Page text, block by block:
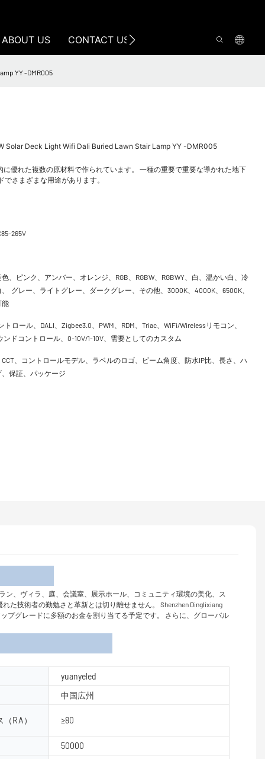
ABOUT US CONTACT US
YY -DMR005
Solar Deck Light Wifi Dali Buried Lawn Stair Lamp YY -DMR005
優れた複数の原材料で作られています。 一種の重要で重要な導かれた地下
さまざまな用途があります。
265V
、ピンク、アンバー、オレンジ、RGB、RGBW、RGBWY、白、温かい白、冷
グレー、ライトグレー、ダークグレー、その他、3000K、4000K、6500K、
能
トロール、DALI、Zigbee3.0、PWM、RDM、Triac、WiFi/Wirelessリモコン、
ンドコントロール、0-10V/1-10V、需要としてのカスタム
、コントロールモデル、ラベルのロゴ、ビーム角度、防水IP比、長さ、ハ
保証、パッケージ
ン、ヴィラ、庭、会議室、展示ホール、コミュニティ環境の美化、ス
た技術者の勤勉さと革新とは切り離せません。 Shenzhen Dinglixiang
プグレードに多額のお金を割り当てる予定です。 さらに、グローバル
yuanyeled
中国広州
RA） ≥80
50000